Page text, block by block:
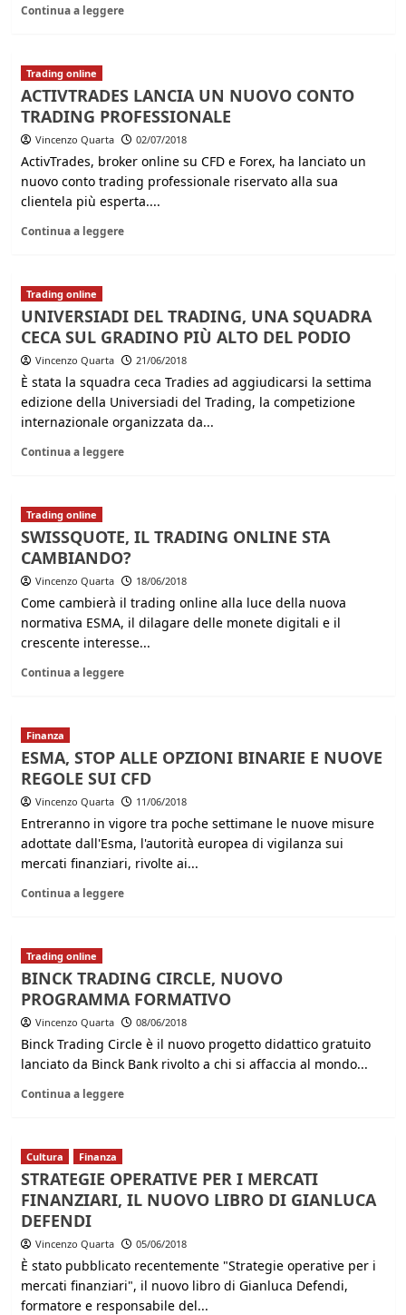
Continua a leggere
Trading online
ACTIVTRADES LANCIA UN NUOVO CONTO
TRADING PROFESSIONALE
Vincenzo Quarta 02/07/2018
ActivTrades, broker online su CFD e Forex, ha lanciato un
nuovo conto trading professionale riservato alla sua
clientela più esperta....
Continua a leggere
Trading online
UNIVERSIADI DEL TRADING, UNA SQUADRA
CECA SUL GRADINO PIÙ ALTO DEL PODIO
Vincenzo Quarta 21/06/2018
È stata la squadra ceca Tradies ad aggiudicarsi la settima
edizione della Universiadi del Trading, la competizione
internazionale organizzata da...
Continua a leggere
Trading online
SWISSQUOTE, IL TRADING ONLINE STA
CAMBIANDO?
Vincenzo Quarta 18/06/2018
Come cambierà il trading online alla luce della nuova
normativa ESMA, il dilagare delle monete digitali e il
crescente interesse...
Continua a leggere
Finanza
ESMA, STOP ALLE OPZIONI BINARIE E NUOVE
REGOLE SUI CFD
Vincenzo Quarta 11/06/2018
Entreranno in vigore tra poche settimane le nuove misure
adottate dall'Esma, l'autorità europea di vigilanza sui
mercati finanziari, rivolte ai...
Continua a leggere
Trading online
BINCK TRADING CIRCLE, NUOVO
PROGRAMMA FORMATIVO
Vincenzo Quarta 08/06/2018
Binck Trading Circle è il nuovo progetto didattico gratuito
lanciato da Binck Bank rivolto a chi si affaccia al mondo...
Continua a leggere
Cultura Finanza
STRATEGIE OPERATIVE PER I MERCATI
FINANZIARI, IL NUOVO LIBRO DI GIANLUCA
DEFENDI
Vincenzo Quarta 05/06/2018
È stato pubblicato recentemente "Strategie operative per i
mercati finanziari", il nuovo libro di Gianluca Defendi,
formatore e responsabile del...